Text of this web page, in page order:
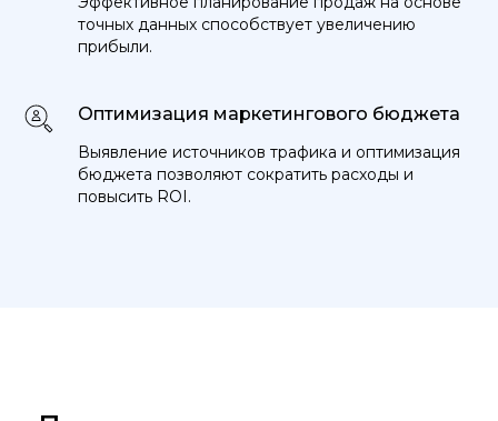
точных данных способствует увеличению
прибыли.
Оптимизация маркетингового бюджета
Выявление источников трафика и оптимизация
бюджета позволяют сократить расходы и
повысить ROI.